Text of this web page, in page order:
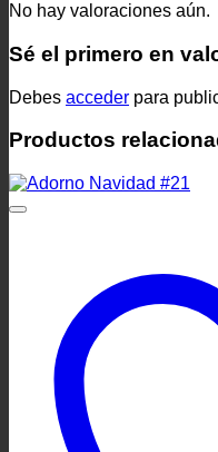
No hay valoraciones aún.
Sé el primero en
Debes acceder para
Productos